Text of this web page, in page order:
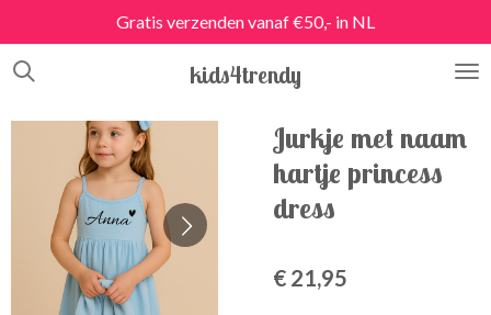
direct
naar
hoofdinhoud
kids4trendy
Gratis verzenden vanaf €50,- in NL
Jurkje met naam
hartje princess
dress
€ 21,95